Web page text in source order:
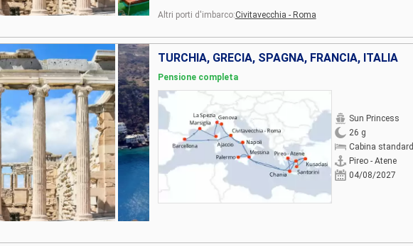
Altri porti d'imbarco:Civitavecchia - Roma
TURCHIA, GRECIA, SPAGNA, FRANCIA, ITALIA
Pensione completa
Sun Princess
26 g
Cabina standard
Pireo - Atene
04/08/2027